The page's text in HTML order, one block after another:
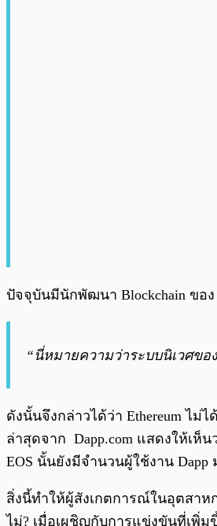
ปัจจุบันมีนักพัฒนา Blockchain ของ
“นี่หมายความว่าระบบนิเวศขอ
ดังนั้นจึงกล่าวได้ว่า Ethereum ไม่
ล่าสุดจาก Dapp.com แสดงให้เห็
EOS นั้นยังมีจำนวนผู้ใช้งาน Dapp
สิ่งนี้ทำให้ผู้สังเกตการณ์ในอุตสาห
ไม่? เมื่อเผชิญกับการแข่งขันที่เพิ่ม